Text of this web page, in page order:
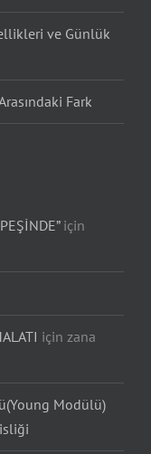
ve Günlük
Fark
için
için zana
Modülü)